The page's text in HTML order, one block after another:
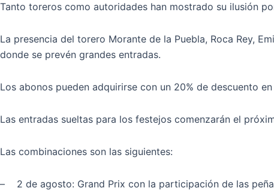
Tanto toreros como autoridades han mostrado su ilusión
La presencia del torero Morante de la Puebla, Roca Rey,
donde se prevén grandes entradas.
Los abonos pueden adquirirse con un 20% de descuento
Las entradas sueltas para los festejos comenzarán el
Las combinaciones son las siguientes:
– 2 de agosto: Grand Prix con la participación de las